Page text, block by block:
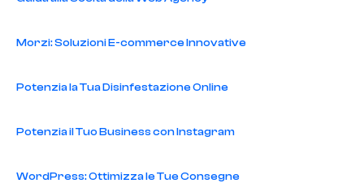
Morzi: Soluzioni E-commerce Innovative
Potenzia la Tua Disinfestazione Online
Potenzia il Tuo Business con Instagram
WordPress: Ottimizza le Tue Consegne